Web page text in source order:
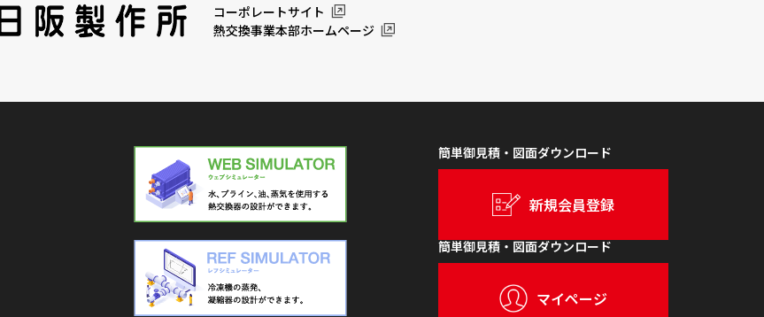
コーポレートサイト
熱交換事業本部ホームページ
簡単御見積・図面ダウンロード
新規会員登録
簡単御見積・図面ダウンロード
マイページ